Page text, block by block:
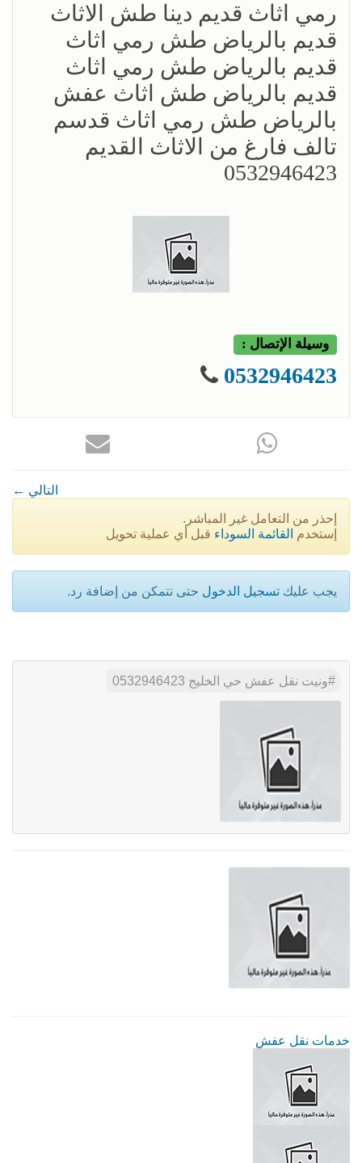
رمي اثاث قديم دينا طش الاثاث
قديم بالرياض طش رمي اثاث
قديم بالرياض طش رمي اثاث
قديم بالرياض طش اثاث عفش
بالرياض طش رمي اثاث قدسم
تالف فارغ من الاثاث القديم
0532946423
وسيلة الإتصال :
0532946423
← التالي
إحذر من التعامل غير المباشر.
إستخدم القائمة السوداء قبل أي عملية تحويل
يجب عليك تسجيل الدخول حتى تتمكن من إضافة رد.
ونيت نقل عفش حي الخليج 0532946423
خدمات نقل عفش